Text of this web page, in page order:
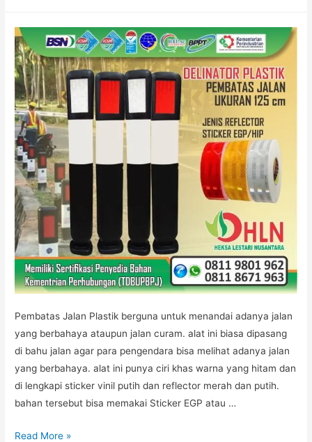
Pembatas Jalan Plastik berguna untuk menandai adanya jalan
yang berbahaya ataupun jalan curam. alat ini biasa dipasang
di bahu jalan agar para pengendara bisa melihat adanya jalan
yang berbahaya. alat ini punya ciri khas warna yang hitam dan
di lengkapi sticker vinil putih dan reflector merah dan putih.
bahan tersebut bisa memakai Sticker EGP atau …
JUAL
Read More »